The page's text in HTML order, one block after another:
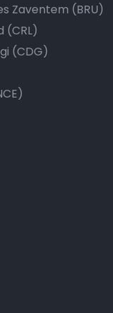
Zaventem (BRU)
(CRL)
(CDG)